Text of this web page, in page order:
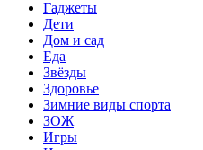
Гаджеты
Дети
Дом и сад
Еда
Звёзды
Здоровье
Зимние виды спорта
ЗОЖ
Игры